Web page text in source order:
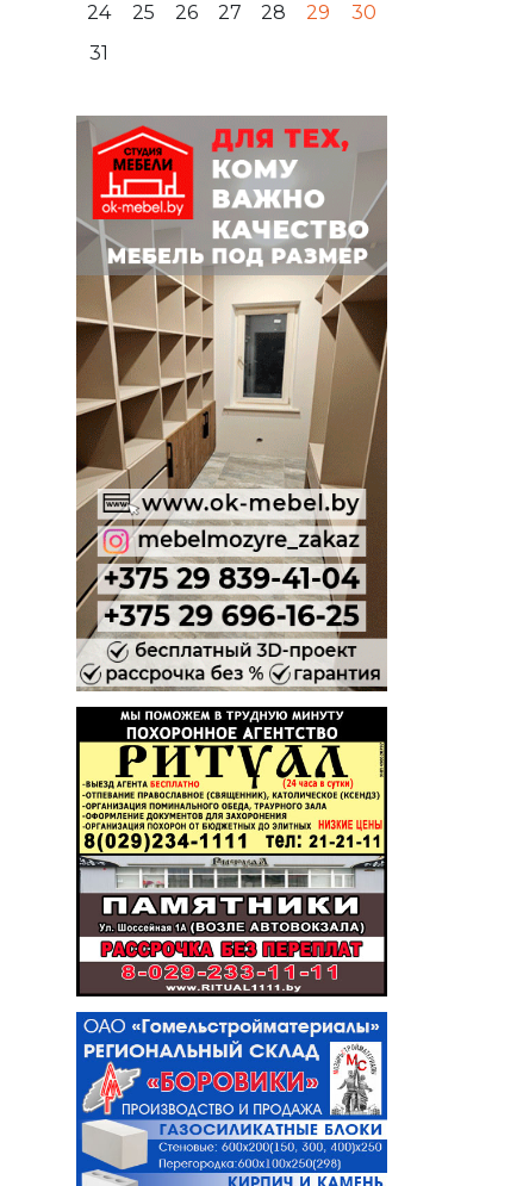
24
25 26 27 28 29
30
31